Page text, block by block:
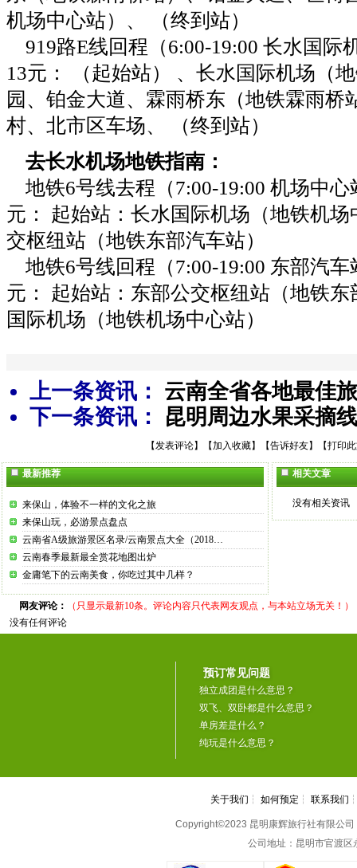
机场中心站）、 （终到站）
919路E线回程（6:00-19:00 长水国际
13元： （起始站） 、长水国际机场（
园 、铂金大道、霖雨桥东（地铁霖雨桥
村、北市区车场、 （终到站）
去长水机场地铁指南：
地铁6号线去程（7:00-19:00 机场中
元： 起始站：长水国际机场（地铁机
交枢纽站（地铁东部汽车站）
地铁6号线回程（7:00-19:00 东部汽
元： 起始站：东部公交枢纽站（地铁
国际机场（地铁机场中心站）
上一条资讯： 云南全省各地最佳
下一条资讯： 昆明周边水果采摘
【发表评论】【加入收藏】【告诉好友】【打印
最新推荐
来保山，体验不一样的文化之旅
来保山玩，必游景点盘点
云南省A级旅游景区名录/云南景点大全（2018…
云南春季最新最全赏花地图出炉
金庸笔下的云南美食，你吃过其中几样？
相关文章
没有相关资讯
网友评论：
（只显示最新10条。评论内容只代表网友观点，与本站立场无关！）
没有任何评论
预订常见问题
独立成团是什么意思？
双飞、双卧都是什么意思？
单房差是什么？
纯玩是什么意思？
关于我们 ┆ 如何预定 ┆ 联系我们
Copyright©2023 昆明康辉旅行社有限公
公司地址：昆明市官渡